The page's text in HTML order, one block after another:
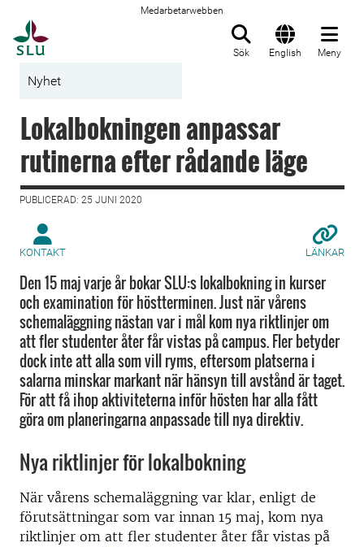
Medarbetarwebben
Sök English Meny
Nyhet
Lokalbokningen anpassar
rutinerna efter rådande läge
PUBLICERAD: 25 JUNI 2020
KONTAKT LÄNKAR
Den 15 maj varje år bokar SLU:s lokalbokning in kurser
och examination för höstterminen. Just när vårens
schemaläggning nästan var i mål kom nya riktlinjer om
att fler studenter åter får vistas på campus. Fler betyder
dock inte att alla som vill ryms, eftersom platserna i
salarna minskar markant när hänsyn till avstånd är taget.
För att få ihop aktiviteterna inför hösten har alla fått
göra om planeringarna anpassade till nya direktiv.
Nya riktlinjer för lokalbokning
När vårens schemaläggning var klar, enligt de
förutsättningar som var innan 15 maj, kom nya
riktlinjer om att fler studenter åter får vistas på